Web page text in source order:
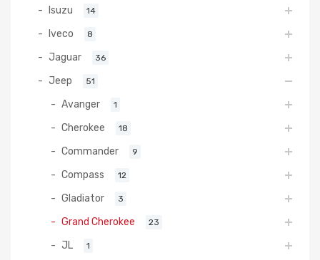
Isuzu 14
Iveco 8
Jaguar 36
Jeep 51
Avanger 1
Cherokee 18
Commander 9
Compass 12
Gladiator 3
Grand Cherokee 23
JL 1